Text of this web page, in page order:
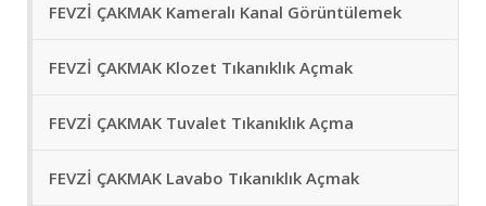
FEVZİ ÇAKMAK Kameralı Kanal Görüntülemek
FEVZİ ÇAKMAK Klozet Tıkanıklık Açmak
FEVZİ ÇAKMAK Tuvalet Tıkanıklık Açma
FEVZİ ÇAKMAK Lavabo Tıkanıklık Açmak